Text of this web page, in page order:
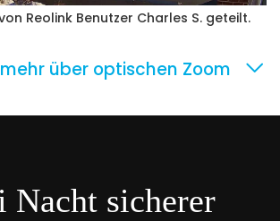
Reolink Benutzer Charles S. geteilt.
über optischen Zoom
Nacht sicherer